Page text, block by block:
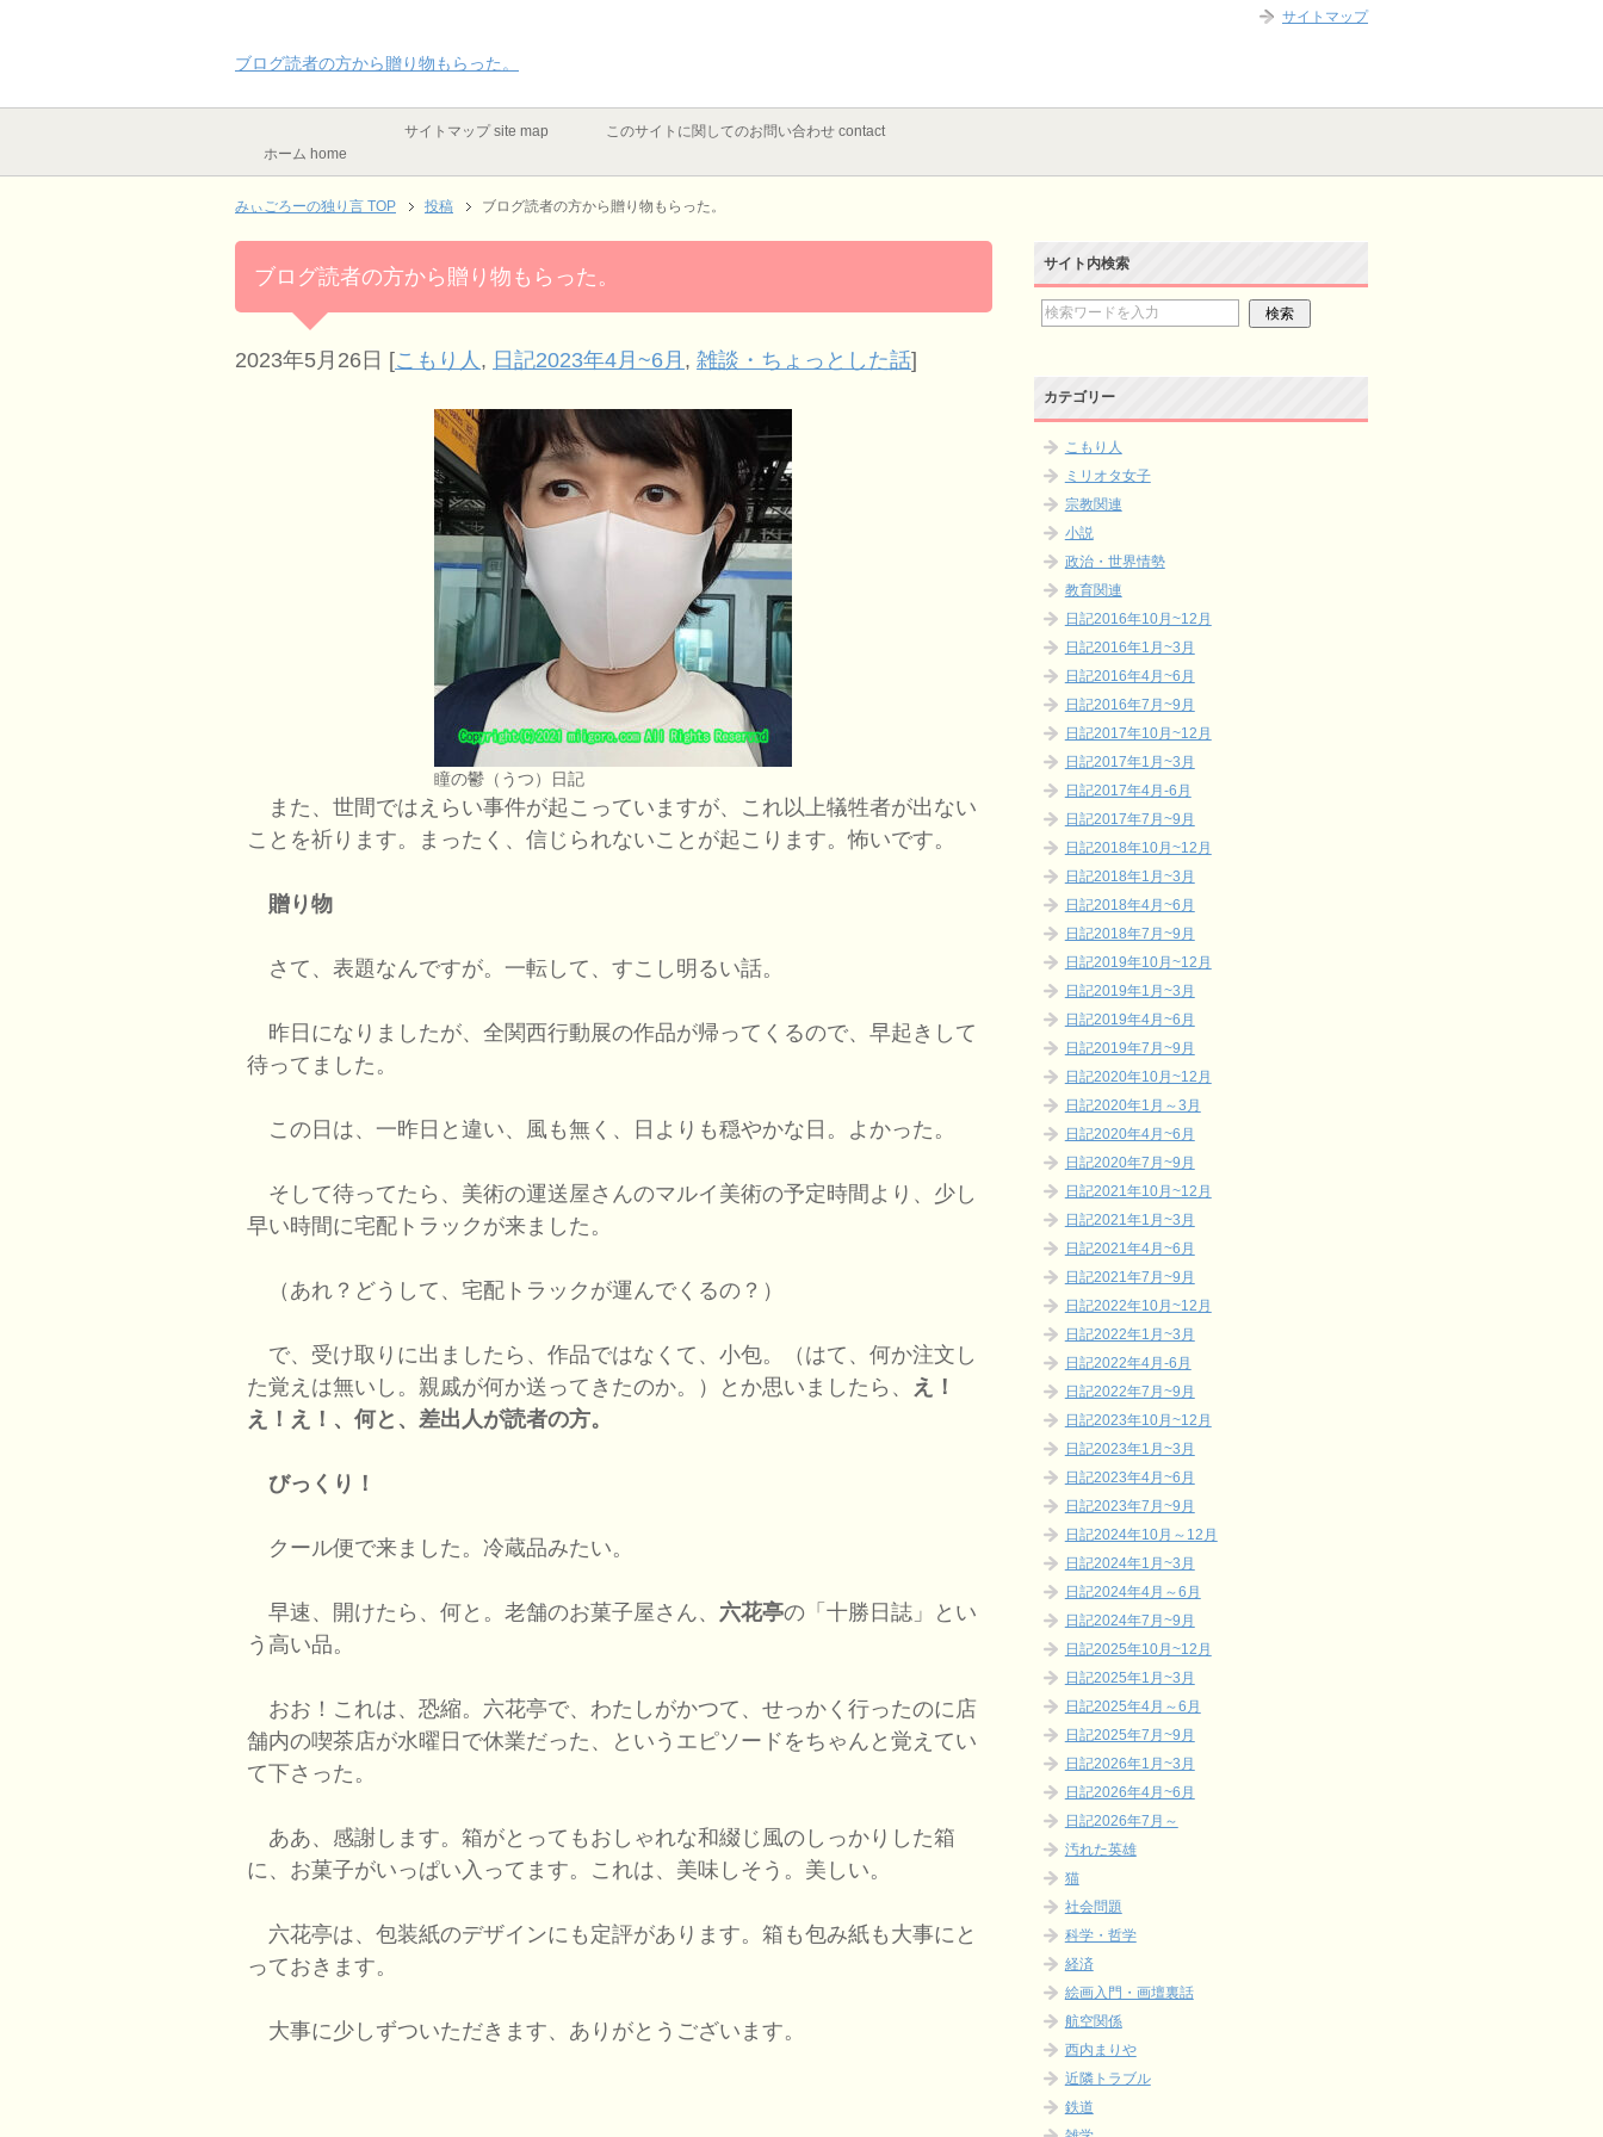
ブログ読者の方から贈り物もらった。
ホーム home
サイトマップ site map このサイトに関してのお問い合わせ contact
みぃごろーの独り言 TOP 投稿 ブログ読者の方から贈り物もらった。
ブログ読者の方から贈り物もらった。
2023年5月26日 [こもり人 , 日記2023年4月~6月 , 雑談・ちょっとした話]
瞳の鬱（うつ）日記
また、世間ではえらい事件が起こっていますが、これ以上犠牲者が出ない
ことを祈ります。まったく、信じられないことが起こります。怖いです。
贈り物
さて、表題なんですが。一転して、すこし明るい話。
昨日になりましたが、全関西行動展の作品が帰ってくるので、早起きして
待ってました。
この日は、一昨日と違い、風も無く、日よりも穏やかな日。よかった。
そして待ってたら、美術の運送屋さんのマルイ美術の予定時間より、少し
早い時間に宅配トラックが来ました。
（あれ？どうして、宅配トラックが運んでくるの？）
で、受け取りに出ましたら、作品ではなくて、小包。（はて、何か注文し
た覚えは無いし。親戚が何か送ってきたのか。）とか思いましたら、
え！
え！え！、何と、差出人が読者の方。
びっくり！
クール便で来ました。冷蔵品みたい。
早速、開けたら、何と。老舗のお菓子屋さん、 六花亭の「十勝日誌」とい
う高い品。
おお！これは、恐縮。六花亭で、わたしがかつて、せっかく行ったのに店
舗内の喫茶店が水曜日で休業だった、というエピソードをちゃんと覚えてい
て下さった。
ああ、感謝します。箱がとってもおしゃれな和綴じ風のしっかりした箱
に、お菓子がいっぱい入ってます。これは、美味しそう。美しい。
六花亭は、包装紙のデザインにも定評があります。箱も包み紙も大事にと
っておきます。
大事に少しずついただきます、ありがとうございます。
サイト内検索
カテゴリー
こもり人
ミリオタ女子
宗教関連
小説
政治・世界情勢
教育関連
日記2016年10月~12月
日記2016年1月~3月
日記2016年4月~6月
日記2016年7月~9月
日記2017年10月~12月
日記2017年1月~3月
日記2017年4月-6月
日記2017年7月~9月
日記2018年10月~12月
日記2018年1月~3月
日記2018年4月~6月
日記2018年7月~9月
日記2019年10月~12月
日記2019年1月~3月
日記2019年4月~6月
日記2019年7月~9月
日記2020年10月~12月
日記2020年1月～3月
日記2020年4月~6月
日記2020年7月~9月
日記2021年10月~12月
日記2021年1月~3月
日記2021年4月~6月
日記2021年7月~9月
日記2022年10月~12月
日記2022年1月~3月
日記2022年4月-6月
日記2022年7月~9月
日記2023年10月~12月
日記2023年1月~3月
日記2023年4月~6月
日記2023年7月~9月
日記2024年10月～12月
日記2024年1月~3月
日記2024年4月～6月
日記2024年7月~9月
日記2025年10月~12月
日記2025年1月~3月
日記2025年4月～6月
日記2025年7月~9月
日記2026年1月~3月
日記2026年4月~6月
日記2026年7月～
汚れた英雄
猫
社会問題
科学・哲学
経済
絵画入門・画壇裏話
航空関係
西内まりや
近隣トラブル
鉄道
サイトマップ